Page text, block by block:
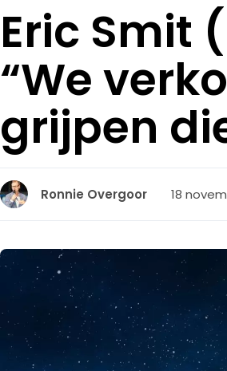
Eric Smit
“We
grijpen
Ronnie Overgoor 18